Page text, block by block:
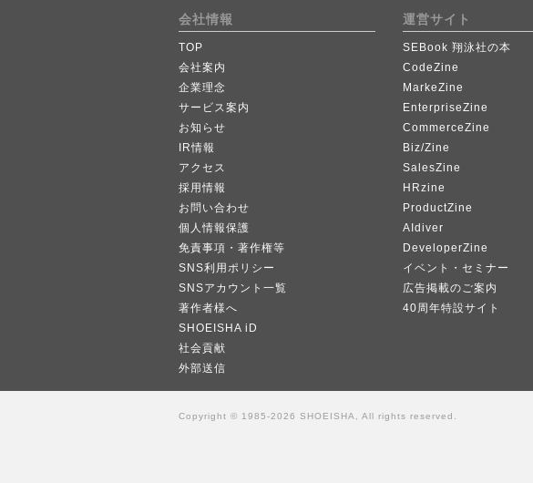
会社情報
TOP
会社案内
企業理念
サービス案内
お知らせ
IR情報
アクセス
採用情報
お問い合わせ
個人情報保護
免責事項・著作権等
SNS利用ポリシー
SNSアカウント一覧
著作者様へ
SHOEISHA iD
社会貢献
外部送信
運営サイト
SEBook 翔泳社の本
CodeZine
MarkeZine
EnterpriseZine
CommerceZine
Biz/Zine
SalesZine
HRzine
ProductZine
AIdiver
DeveloperZine
イベント・セミナー
広告掲載のご案内
40周年特設サイト
Copyright © 1985-2026 SHOEISHA, All rights reserved.